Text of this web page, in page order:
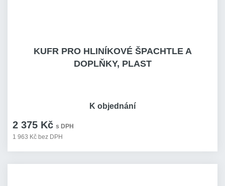
KUFR PRO HLINÍKOVÉ ŠPACHTLE A
DOPLŇKY, PLAST
2 375 Kč s DPH
1 963 Kč bez DPH
K objednání